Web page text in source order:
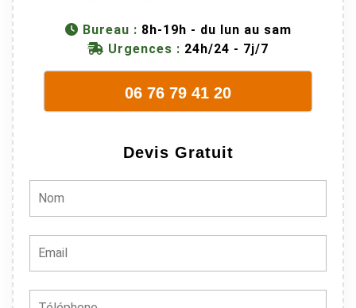
métier, c'est
juste une
ns à 100% !
Bureau : 8h-19h - du lun au sam
Urgences : 24h/24 - 7j/7
06 76 79 41 20
Devis Gratuit